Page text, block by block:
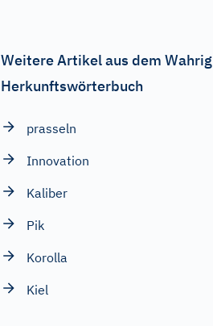
Weitere Artikel aus dem Wahrig
Herkunftswörterbuch
prasseln
Innovation
Kaliber
Pik
Korolla
Kiel